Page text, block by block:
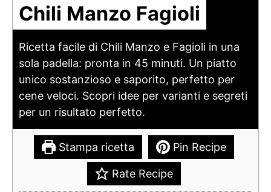
Chili Manzo Fagioli
Ricetta facile di Chili Manzo e Fagioli in una
sola padella: pronta in 45 minuti. Un piatto
unico sostanzioso e saporito, perfetto per
cene veloci. Scopri idee per varianti e segreti
per un risultato perfetto.
Stampa ricetta Pin Recipe
Rate Recipe